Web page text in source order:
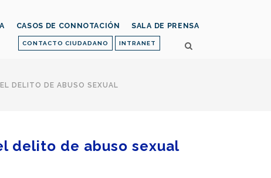
CONTACTO CIUDADANO INTRANET
CASOS DE CONNOTACIÓN SALA DE PRENSA
DELITO DE ABUSO SEXUAL
delito de abuso sexual